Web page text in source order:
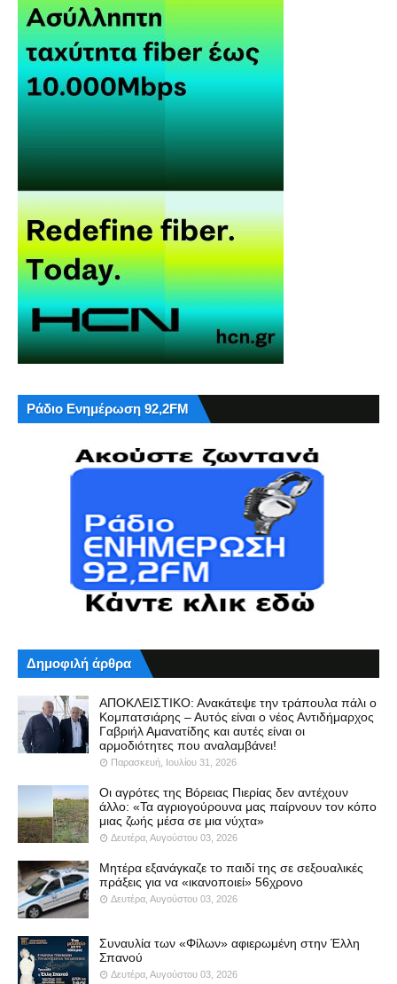
Ράδιο Ενημέρωση 92,2FM
Δημοφιλή άρθρα
ΑΠΟΚΛΕΙΣΤΙΚΟ: Ανακάτεψε την τράπουλα πάλι ο
Κομπατσιάρης – Αυτός είναι ο νέος Αντιδήμαρχος
Γαβριήλ Αμανατίδης και αυτές είναι οι
αρμοδιότητες που αναλαμβάνει!
Παρασκευή, Ιουλίου 31, 2026
Οι αγρότες της Βόρειας Πιερίας δεν αντέχουν
άλλο: «Τα αγριογούρουνα μας παίρνουν τον κόπο
μιας ζωής μέσα σε μια νύχτα»
Δευτέρα, Αυγούστου 03, 2026
Μητέρα εξανάγκαζε το παιδί της σε σεξουαλικές
πράξεις για να «ικανοποιεί» 56χρονο
Δευτέρα, Αυγούστου 03, 2026
Συναυλία των «Φίλων» αφιερωμένη στην Έλλη
Σπανού
Δευτέρα, Αυγούστου 03, 2026